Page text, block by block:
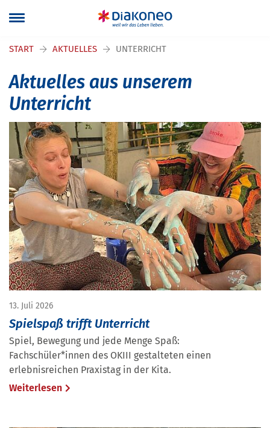
START AKTUELLES UNTERRICHT
Aktuelles aus unserem
Unterricht
13. Juli 2026
Spielspaß trifft Unterricht
Spiel, Bewegung und jede Menge Spaß:
Fachschüler*innen des OKIII gestalteten einen
erlebnisreichen Praxistag in der Kita.
Weiterlesen